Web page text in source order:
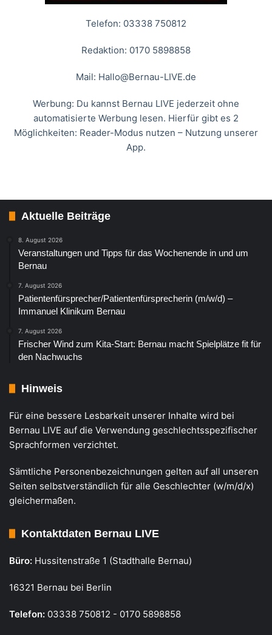
Telefon: 03338 750812
Redaktion: 0170 5898858
Mail: Hallo@Bernau-LIVE.de
Werbung: Du kannst Bernau LIVE jederzeit ohne
automatisierte Werbung lesen. Hierfür gibt es 2
Möglichkeiten: Reader-Modus nutzen – Nutzung unserer
App.
Aktuelle Beiträge
8. August 2026
Veranstaltungen und Tipps für das Wochenende in und um
Bernau
7. August 2026
Patientenfürsprecher/Patientenfürsprecherin (m/w/d) –
Immanuel Klinikum Bernau
7. August 2026
Frischer Wind zum Kita-Start: Bernau macht Spielplätze fit für
den Nachwuchs
Hinweis
Für eine bessere Lesbarkeit unserer Inhalte wird bei
Bernau LIVE auf die Verwendung geschlechtsspezifischer
Sprachformen verzichtet.
Sämtliche Personenbezeichnungen gelten auf all unseren
Seiten selbstverständlich für alle Geschlechter (w/m/d/x)
gleichermaßen.
Kontaktdaten Bernau LIVE
Büro: Hussitenstraße 1 (Stadthalle Bernau)
16321 Bernau bei Berlin
Telefon: 03338 750812 - 0170 5898858